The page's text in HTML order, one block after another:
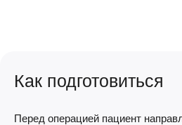
Как подготовиться
Перед операцией пациент